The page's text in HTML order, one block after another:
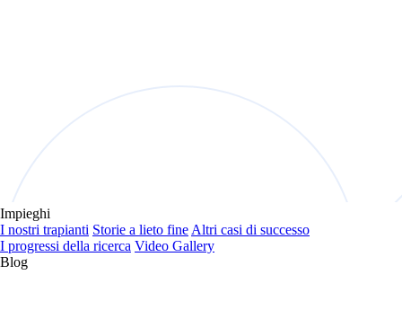
Impieghi
I nostri trapianti Storie a lieto fine Altri casi di successo
I progressi della ricerca Video Gallery
Blog